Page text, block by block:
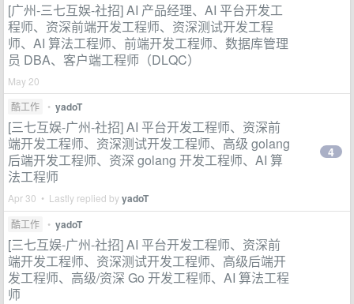
[广州-三七互娱-社招] AI 产品经理、AI 平台开发工
程师、资深前端开发工程师、资深测试开发工程
师、AI 算法工程师、前端开发工程师、数据库管理
员 DBA、客户端工程师（DLQC）
May 20
酷工作
• yadoT
[三七互娱-广州-社招] AI 平台开发工程师、资深前
端开发工程师、资深测试开发工程师、高级 golang
后端开发工程师、资深 golang 开发工程师、AI 算
法工程师
Apr 30 • Lastly replied byyadoT
4
酷工作 • yadoT
[三七互娱-广州-社招] AI 平台开发工程师、资深前
端开发工程师、资深测试开发工程师、高级后端开
发工程师、高级/资深 Go 开发工程师、AI 算法工程
师